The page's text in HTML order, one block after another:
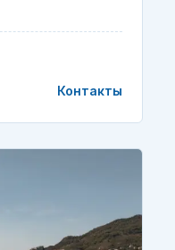
Контакты